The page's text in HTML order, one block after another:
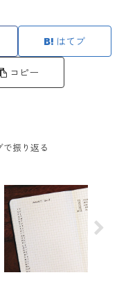
はてブ
コピー
で振り返る